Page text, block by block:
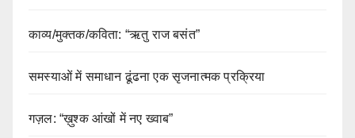
काव्य/मुक्तक/कविता: “ऋतु राज बसंत”
समस्याओं में समाधान ढूंढना एक सृजनात्मक प्रक्रिया
गज़ल: “ख़ुश्क आंखों में नए ख्वाब”